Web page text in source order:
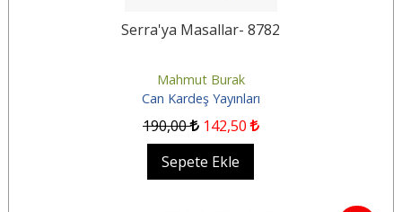
Serra'ya Masallar- 8782
Mahmut Burak
Can Kardeş Yayınları
190,00 142,50
Sepete Ekle